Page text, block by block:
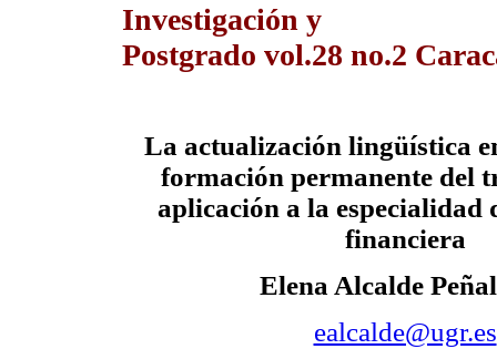
Investigación y
Postgrado vol.28 no.2
La actualización lingüística
formación permanente del
aplicación a la especialidad
financiera
Elena Alcalde
ealcalde@ugr.es